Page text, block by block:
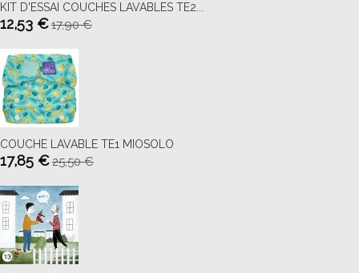
KIT D'ESSAI COUCHES LAVABLES TE2...
12,53 €17,90 €
COUCHE LAVABLE TE1 MIOSOLO
17,85 €25,50 €